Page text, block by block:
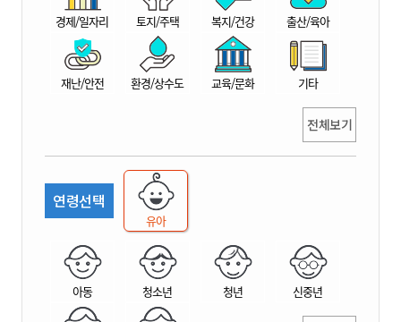
산
경제/일자리 토지/주택 복지/건강 출산/육아
재난/안전 환경/상수도 교육/문화 기타
전체보기
연령선택
유아
아동 청소년 청년 신중년